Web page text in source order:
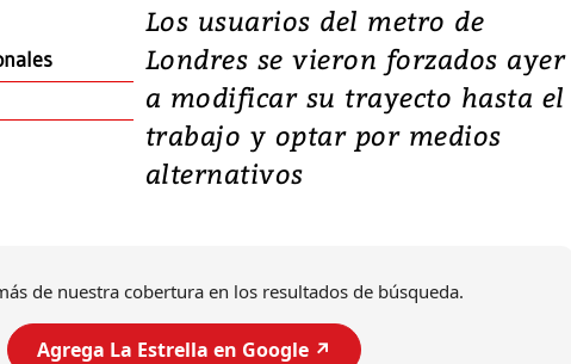
Los usuarios del metro de
Londres se vieron forzados ayer
a modificar su trayecto hasta el
trabajo y optar por medios
alternativos
de nuestra cobertura en los resultados de búsqueda.
Agrega La Estrella en Google ↗️
Video, Japón: Terremoto
deja heridos y graves
daños en Kumamoto